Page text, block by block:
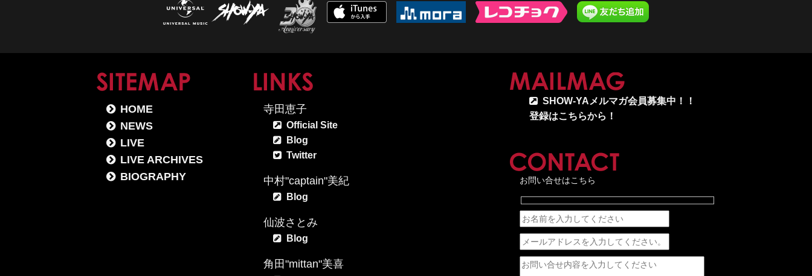
SITEMAP
HOME
NEWS
LIVE
LIVE ARCHIVES
BIOGRAPHY
LINKS
寺田恵子
Official Site
Blog
Twitter
中村"captain"美紀
Blog
仙波さとみ
Blog
角田"mittan"美喜
SHOW-YAメルマガ会員募集中！！
登録はこちらから！
お問い合せはこちら